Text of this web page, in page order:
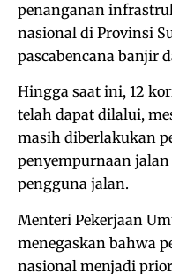
penanganan
nasional di Provinsi
pascabencana banjir
Hingga saat ini, 12
telah dapat dilalui,
masih diberlakukan
penyempurnaan
pengguna jalan.
Menteri Pekerjaan
menegaskan bahwa
nasional menjadi